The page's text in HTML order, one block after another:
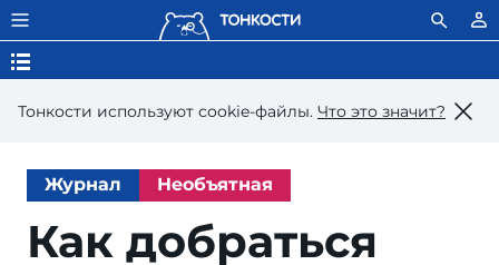
Тонкости используют сookie-файлы. Что это значит?
Журнал Необъятная
Как до­брать­ся